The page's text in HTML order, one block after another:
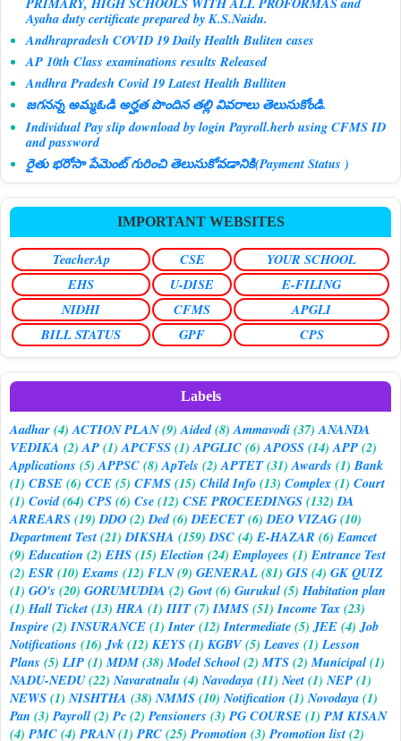
Ayaha duty certificate prepared by K.S.Naidu.
Andhrapradesh COVID 19 Daily Health Buliten cases
AP 10th Class examinations results Released
Andhra Pradesh Covid 19 Latest Health Bulliten
జగనన్న అమ్మఓడి అర్హత పొందిన తల్లి వివరాలు తెలుసుకోండి.
Individual Pay slip download by login Payroll.herb using CFMS ID
and password
రైతు భరోసా పేమెంట్ గురించి తెలుసుకోవడానికి(Payment Status )
IMPORTANT WEBSITES
TeacherAp CSE
YOUR SCHOOL
EHS
U-DISE
E-FILING
NIDHI
CFMS
APGLI
BILL STATUS
GPF CPS
Labels
Aadhar(4) ACTION PLAN(9) Aided(8) Ammavodi(37) ANANDA
VEDIKA (2) AP(1) APCFSS(1) APGLIC(6) APOSS(14) APP(2)
Applications (5) APPSC(8) ApTels (2) APTET(31) Awards (1) Bank
(1) CBSE(6) CCE(5) CFMS(15) Child Info(13) Complex(1) Court
(1) Covid(64) CPS(6) Cse(12) CSE PROCEEDINGS(132) DA
ARREARS(19) DDO(2) Ded(6) DEECET(6) DEO VIZAG(10)
Department Test(21) DIKSHA (159) DSC(4) E-HAZAR (6) Eamcet
(9) Education (2) EHS(15) Election (24) Employees (1) Entrance Test
(2) ESR (10) Exams (12) FLN(9) GENERAL(81) GIS(4) GK QUIZ
(1) GO's (20) GORUMUDDA (2) Govt(6) Gurukul(5) Habitation plan
(1) Hall Ticket(13) HRA (1) IIIT(7) IMMS(51) Income Tax(23)
Inspire(2) INSURANCE(1) Inter(12) Intermediate(5) JEE(4) Job
Notifications (16) Jvk(12) KEYS(1) KGBV(5) Leaves (1) Lesson
Plans (5) LIP(1) MDM(38) Model School(2) MTS(2) Municipal(1)
NADU-NEDU(22) Navaratnalu (4) Navodaya(11) Neet(1) NEP(1)
NEWS(1) NISHTHA (38) NMMS(10) Notification (1) Novodaya(1)
Pan (3) Payroll(2) Pc(2) Pensioners (3) PG COURSE(1) PM KISAN
(4) PMC(4) PRAN(1) PRC(25) Promotion (3) Promotion list(2)